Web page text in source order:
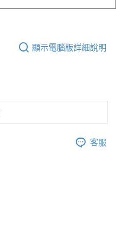
顯示電腦版詳細說明
客服